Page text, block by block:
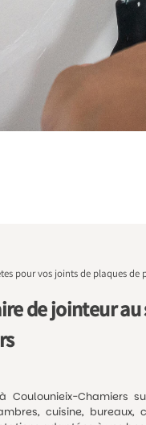
pour vos joints de plaques de
de jointeur au
Coulounieix-Chamiers
cuisine, bureaux,